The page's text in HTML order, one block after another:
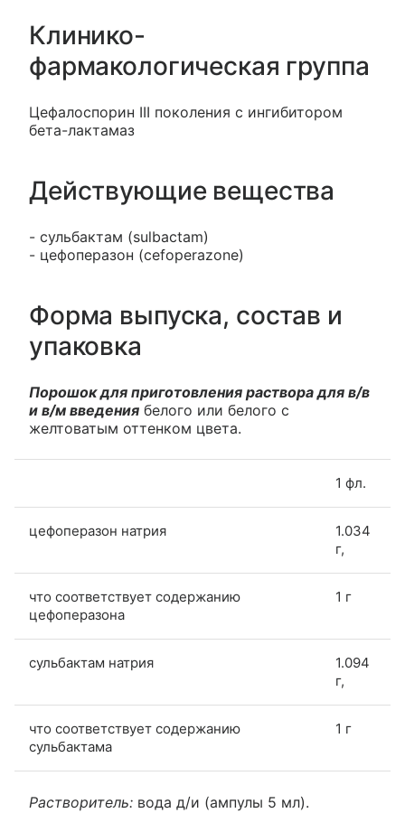
Клинико-
фармакологическая группа
Цефалоспорин III поколения с ингибитором
бета-лактамаз
Действующие вещества
- сульбактам (sulbactam)
- цефоперазон (cefoperazone)
Форма выпуска, состав и
упаковка
Порошок для приготовления раствора для в/в
и в/м введения белого или белого с
желтоватым оттенком цвета.
1 фл.
цефоперазон натрия
1.034
г,
что соответствует содержанию
цефоперазона
1 г
сульбактам натрия
1.094
г,
что соответствует содержанию
сульбактама
1 г
Растворитель: вода д/и (ампулы 5 мл).